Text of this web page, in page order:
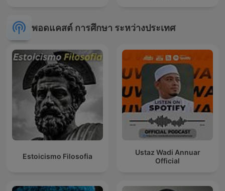
พอดแคสต์ การศึกษา ระหว่างประเทศ
Estoicismo Filosofia
Ustaz Wadi Annuar
Official